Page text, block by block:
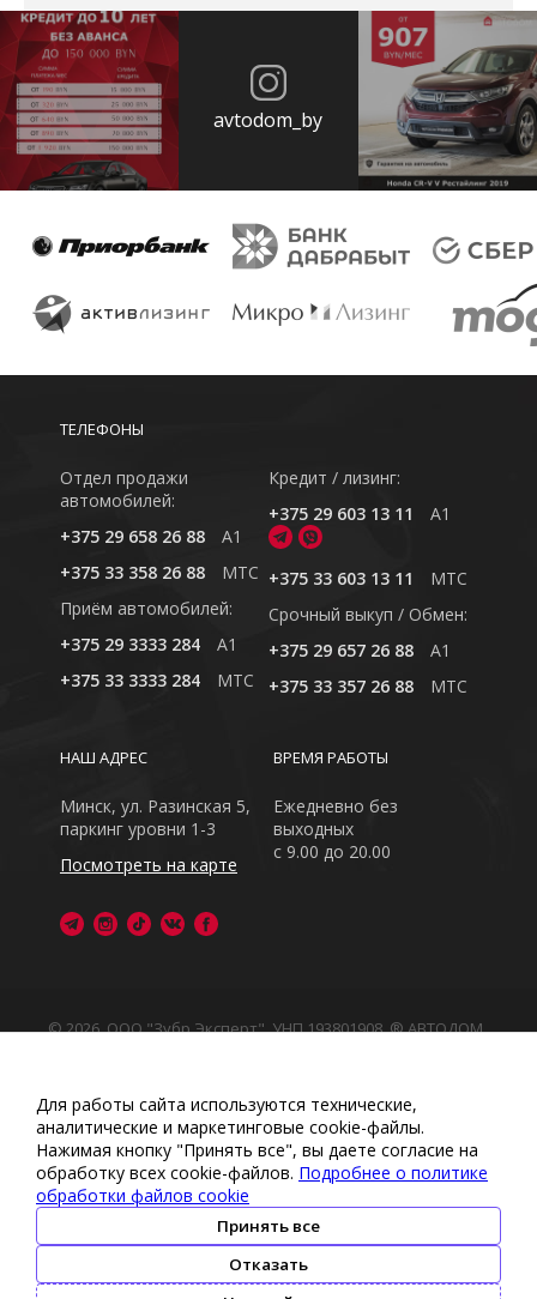
avtodom_by
ТЕЛЕФОНЫ
Отдел продажи
автомобилей:
+375 29 658 26 88
A1
+375 33 358 26 88
MTC
Приём автомобилей:
+375 29 3333 284
A1
+375 33 3333 284
MTC
Кредит / лизинг:
+375 29 603 13 11
A1
+375 33 603 13 11
MTC
Cрочный выкуп / Обмен:
+375 29 657 26 88
A1
+375 33 357 26 88
MTC
ВРЕМЯ РАБОТЫ
Ежедневно без
выходных
с 9.00 до 20.00
НАШ АДРЕС
Минск, ул. Разинская 5,
паркинг уровни 1-3
Посмотреть на карте
© 2026, ООО "Зубр Эксперт", УНП 193801908. ® АВТОДОМ
сайт носит исключительно информационный характер
Любое использование либо копирование материалов
или подборки материалов сайта, элементов дизайна и
оформления запрещено
Политика обработки персональных данных
обработки файлов cookie•Политика видеонаблюдения
•Условия обработки персональных данных
Для работы сайта используются технические,
аналитические и маркетинговые сооkіе-файлы.
Нажимая кнопку "Принять все", вы даете согласие на
обработку всех cookie-файлов. Подробнее о политике
обработки файлов cookie
Принять все
Отказать